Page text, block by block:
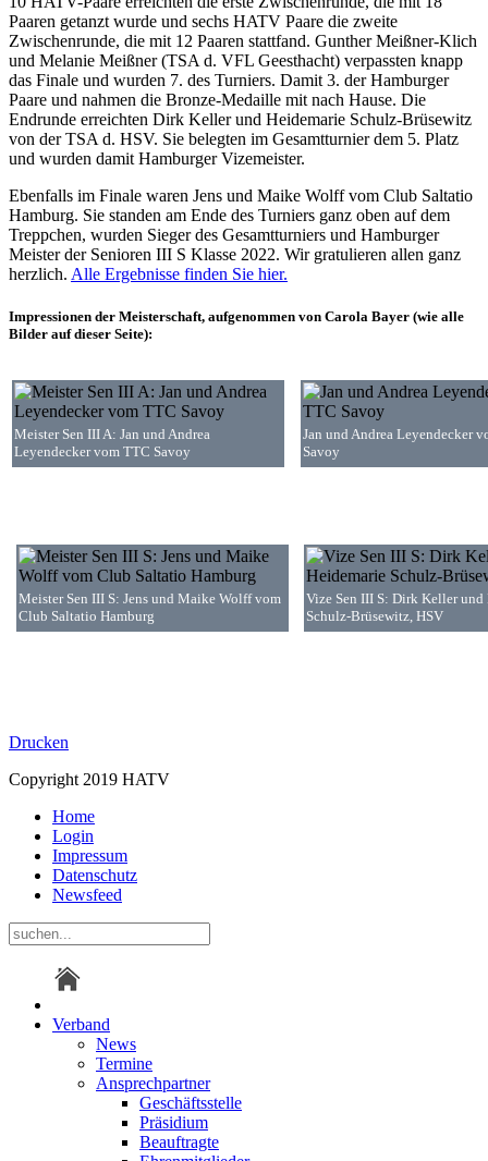
Paaren getanzt wurde und sechs HATV Paare die zweite
Zwischenrunde, die mit 12 Paaren stattfand. Gunther Meißner-Klich
und Melanie Meißner (TSA d. VFL Geesthacht) verpassten knapp
das Finale und wurden 7. des Turniers. Damit 3. der Hamburger
Paare und nahmen die Bronze-Medaille mit nach Hause. Die
Endrunde erreichten Dirk Keller und Heidemarie Schulz-Brüsewitz
von der TSA d. HSV. Sie belegten im Gesamtturnier dem 5. Platz
und wurden damit Hamburger Vizemeister.
Ebenfalls im Finale waren Jens und Maike Wolff vom Club Saltatio
Hamburg. Sie standen am Ende des Turniers ganz oben auf dem
Treppchen, wurden Sieger des Gesamtturniers und Hamburger
Meister der Senioren III S Klasse 2022. Wir gratulieren allen ganz
herzlich. Alle Ergebnisse finden Sie hier.
Impressionen der Meisterschaft, aufgenommen von Carola Bayer (wie alle
Bilder auf dieser Seite):
Meister Sen III A: Jan und Andrea
Leyendecker vom TTC Savoy
Jan und Andrea Leyendecker
Savoy
Meister Sen III S: Jens und Maike Wolff vom
Club Saltatio Hamburg
Vize Sen III S: Dirk Keller und
Schulz-Brüsewitz, HSV
Drucken
Copyright 2019 HATV
Home
Login
Impressum
Datenschutz
Newsfeed
Verband
News
Termine
Ansprechpartner
Geschäftsstelle
Präsidium
Beauftragte